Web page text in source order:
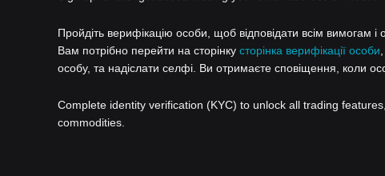
Пройдіть верифікацію особи, щоб відповідати всім вимогам і
Вам потрібно перейти на сторінку сторінка верифікації особи
особу, та надіслати селфі. Ви отримаєте сповіщення, коли
Complete identity verification (KYC) to unlock all trading
commodities.